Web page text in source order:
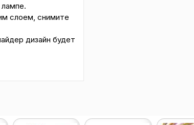
слоем, снимите
дизайн будет